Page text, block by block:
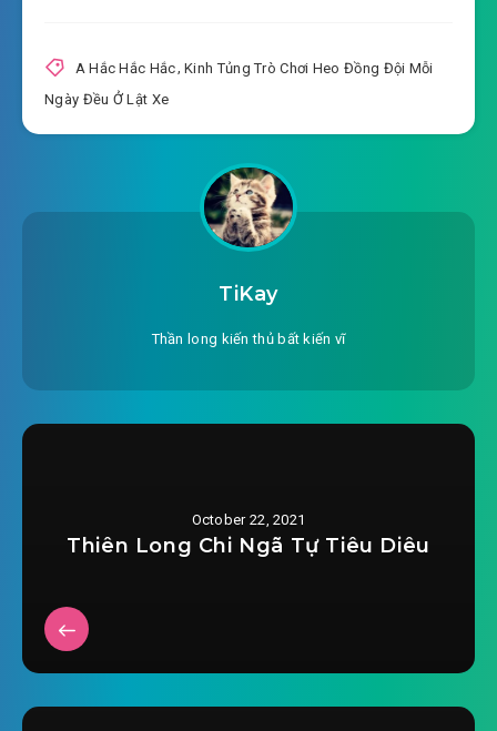
#22: Chương 22 bệnh viện kinh hồn
#23: Chương 23 bệnh viện kinh hồn
#25: Chương 25 bệnh viện kinh hồn
#26: Chương 26 bệnh viện kinh hồn
#27: Chương 27 bệnh viện kinh hồn
#32: Chương 32 công viên giải trí
#33: Chương 33 công viên giải trí
#35: Chương 35 công viên giải trí
A Hắc Hắc Hắc,Kinh Tủng Trò Chơi Heo Đồng Đội Mỗi
Ngày Đều Ở Lật Xe
TiKay
Thần long kiến thủ bất kiến vĩ
October 22, 2021
Thiên Long Chi Ngã Tự Tiêu Diêu